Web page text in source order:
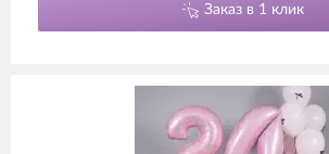
Заказ в 1 клик